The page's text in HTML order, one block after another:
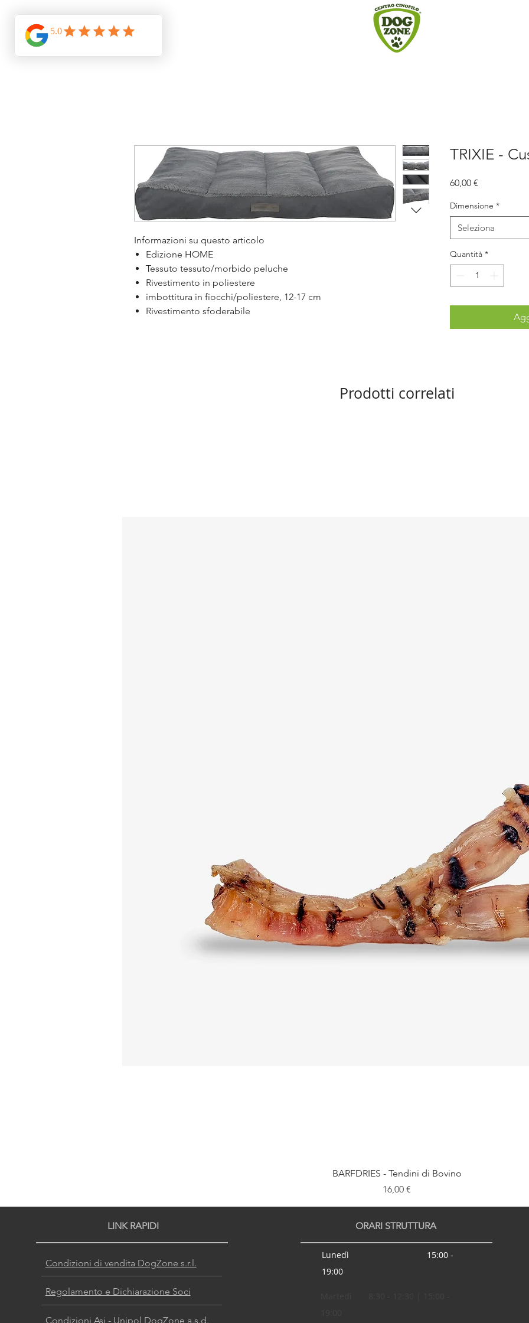
Informazioni su questo articolo
Edizione HOME
Tessuto tessuto/morbido peluche
Rivestimento in poliestere
imbottitura in fiocchi/poliestere, 12-17 cm
Rivestimento sfoderabile
TRIXIE -
60,00 €
Dimensione *
Seleziona
Quantità *
Prodotti correlati
BARFDRIES - Tendini di Bovino
Prezzo
16,00 €
LINK RAPIDI
Condizioni di vendita DogZone s.r.l.
Regolamento e Dichiarazione Soci
Condizioni Asi - Unipol DogZone a.s.d.
ORARI STRUTTURA
Lunedì 15:00 -
19:00